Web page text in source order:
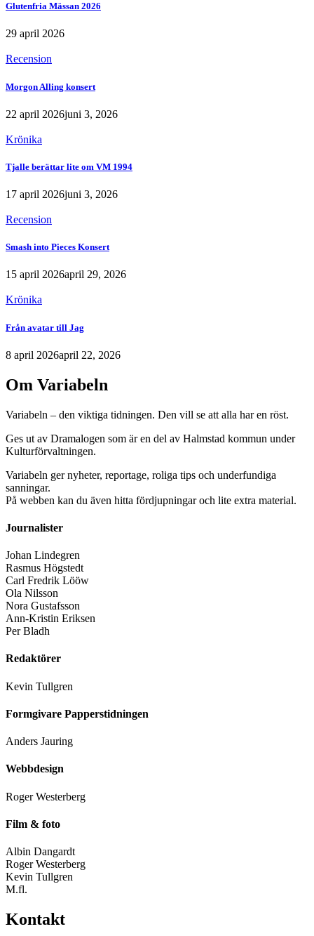
Glutenfria Mässan 2026
29 april 2026
Recension
Morgon Alling konsert
22 april 2026juni 3, 2026
Krönika
Tjalle berättar lite om VM 1994
17 april 2026juni 3, 2026
Recension
Smash into Pieces Konsert
15 april 2026april 29, 2026
Krönika
Från avatar till Jag
8 april 2026april 22, 2026
Om Variabeln
Variabeln – den viktiga tidningen. Den vill se att alla har en röst.
Ges ut av Dramalogen som är en del av Halmstad kommun under
Kulturförvaltningen.
Variabeln ger nyheter, reportage, roliga tips och underfundiga
sanningar.
På webben kan du även hitta fördjupningar och lite extra material.
Journalister
Johan Lindegren
Rasmus Högstedt
Carl Fredrik Lööw
Ola Nilsson
Nora Gustafsson
Ann-Kristin Eriksen
Per Bladh
Redaktörer
Kevin Tullgren
Formgivare Papperstidningen
Anders Jauring
Webbdesign
Roger Westerberg
Film & foto
Albin Dangardt
Roger Westerberg
Kevin Tullgren
M.fl.
Kontakt